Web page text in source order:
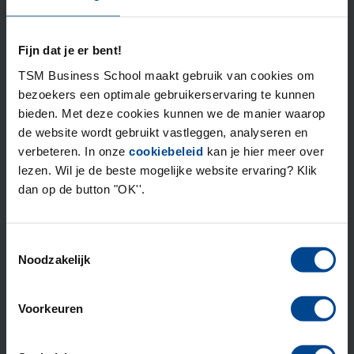
Fijn dat je er bent!
TSM Business School maakt gebruik van cookies om
bezoekers een optimale gebruikerservaring te kunnen
bieden. Met deze cookies kunnen we de manier waarop
de website wordt gebruikt vastleggen, analyseren en
verbeteren. In onze cookiebeleid kan je hier meer over
lezen. Wil je de beste mogelijke website ervaring? Klik
dan op de button "OK''.
Noodzakelijk
Voorkeuren
programmamanager
Incompany naar programma
directeur open opleidingen
Incompany
Janneke begon bij TSM als programmamanager
van de Leergang Bedrijfskunde in 2009, maakte in
2012 de overstap naar Incompany als ...
Lees meer